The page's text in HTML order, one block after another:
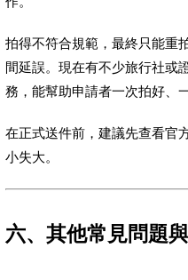
拍得不符合規範，最終只能重
間延誤。現在有不少旅行社或
務，能幫助申請者一次拍好、
在正式送件前，建議先查看官
小失大。
六、其他常見問題